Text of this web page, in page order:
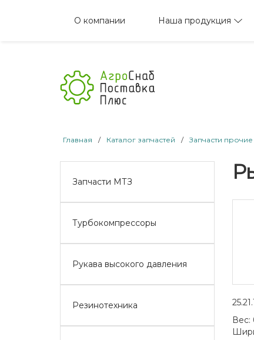
О компании Наша продукция
Главная / Каталог запчастей / Запчасти прочие
Запчасти МТЗ
Турбокомпрессоры
Рукава высокого давления
Резинотехника
Вес: